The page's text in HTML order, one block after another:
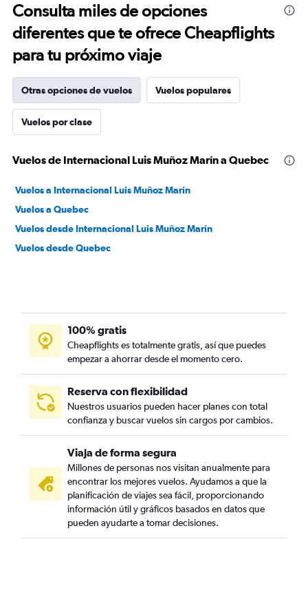
Consulta miles de opciones
diferentes que te ofrece Cheapflights
para tu próximo viaje
Otras opciones de vuelos Vuelos populares
Vuelos por clase
Vuelos de Internacional Luis Muñoz Marín a Quebec
Vuelos a Internacional Luis Muñoz Marín
Vuelos a Quebec
Vuelos desde Internacional Luis Muñoz Marín
Vuelos desde Quebec
100% gratis
Cheapflights es totalmente gratis, así que puedes
empezar a ahorrar desde el momento cero.
Reserva con flexibilidad
Nuestros usuarios pueden hacer planes con total
confianza y buscar vuelos sin cargos por cambios.
Viaja de forma segura
Millones de personas nos visitan anualmente para
encontrar los mejores vuelos. Ayudamos a que la
planificación de viajes sea fácil, proporcionando
información útil y gráficos basados en datos que
pueden ayudarte a tomar decisiones.